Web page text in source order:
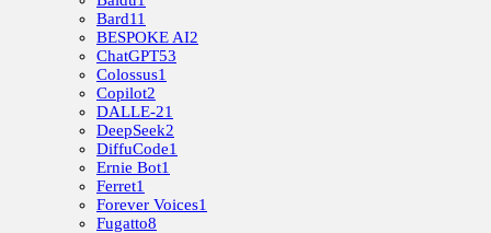
Bard11
BESPOKE AI2
ChatGPT53
Colossus1
Copilot2
DALLE-21
DeepSeek2
DiffuCode1
Ernie Bot1
Ferret1
Forever Voices1
Fugatto8